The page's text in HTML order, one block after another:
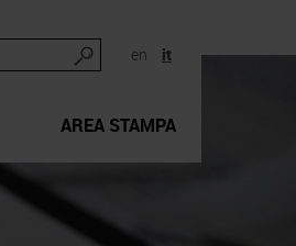
en it
AREA STAMPA